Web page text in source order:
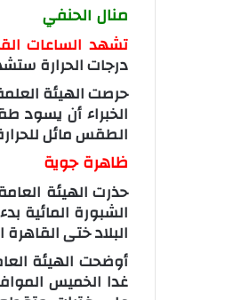
منال الحنفي
تشهد الساعات
درجات الحرارة
حرصت الهيئة
الخبراء أن يسود
الطقس مائل
ظاهرة جوية
البلاد ختى
أوضحت الهيئة